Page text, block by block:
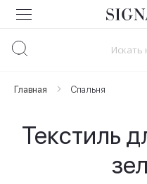
Skip
to
Главная Спальня
Текстиль